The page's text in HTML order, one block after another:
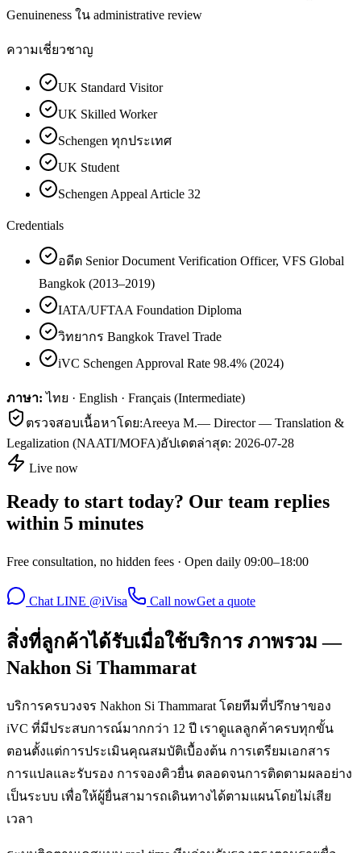
Genuineness ใน administrative review
ความเชี่ยวชาญ
UK Standard Visitor
UK Skilled Worker
Schengen ทุกประเทศ
UK Student
Schengen Appeal Article 32
Credentials
อดีต Senior Document Verification Officer, VFS Global
Bangkok (2013–2019)
IATA/UFTAA Foundation Diploma
วิทยากร Bangkok Travel Trade
iVC Schengen Approval Rate 98.4% (2024)
ภาษา: ไทย · English · Français (Intermediate)
ตรวจสอบเนื้อหาโดย:Areeya M.— Director — Translation &
Legalization (NAATI/MOFA)อัปเดตล่าสุด: 2026-07-28
Live now
Ready to start today? Our team replies
within 5 minutes
Free consultation, no hidden fees · Open daily 09:00–18:00
Chat LINE @iVisa Call nowGet a quote
สิ่งที่ลูกค้าได้รับเมื่อใช้บริการ ภาพรวม —
Nakhon Si Thammarat
บริการครบวงจร Nakhon Si Thammarat โดยทีมที่ปรึกษาของ
iVC ที่มีประสบการณ์มากกว่า 12 ปี เราดูแลลูกค้าครบทุกขั้น
ตอนตั้งแต่การประเมินคุณสมบัติเบื้องต้น การเตรียมเอกสาร
การแปลและรับรอง การจองคิวยื่น ตลอดจนการติดตามผลอย่าง
เป็นระบบ เพื่อให้ผู้ยื่นสามารถเดินทางได้ตามแผนโดยไม่เสีย
เวลา